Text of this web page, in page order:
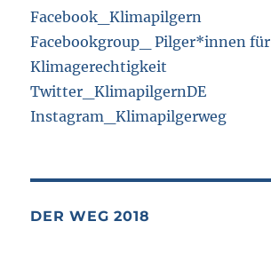
Facebook_Klimapilgern
Facebookgroup_ Pilger*innen für
Klimagerechtigkeit
Twitter_KlimapilgernDE
Instagram_Klimapilgerweg
DER WEG 2018